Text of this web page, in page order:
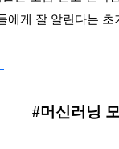
에게 잘 알린다는
#머신러닝